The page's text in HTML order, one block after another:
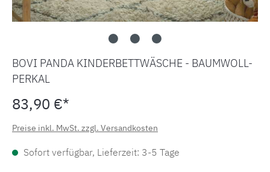
BOVI PANDA KINDERBETTWÄSCHE - BAUMWOLL-
PERKAL
83,90 €*
Preise inkl. MwSt. zzgl. Versandkosten
Sofort verfügbar, Lieferzeit: 3-5 Tage